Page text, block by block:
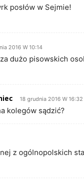
posłów w Sejmie!
2016 W 10:14
dużo pisowskich
18 grudnia 2016 W 16:32
kolegów sądzić?
z ogólnopolskich